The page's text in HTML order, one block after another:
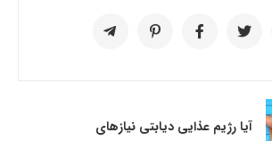
آیا رژیم عذایی دیابتی نیازهای